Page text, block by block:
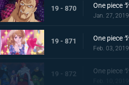
19 - 870
Jan. 27, 2019
19 - 871
Feb. 03, 2019
19 - 872
Feb. 10, 2019